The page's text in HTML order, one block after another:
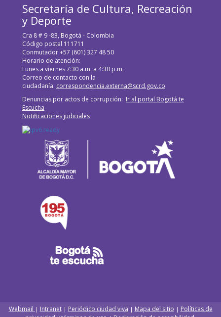
Secretaría de Cultura, Recreación
y Deporte
Cra 8 # 9 -83, Bogotá - Colombia
Código postal 111711
Conmutador +57 (601) 327 48 50
Horario de atención:
Lunes a viernes 7:30 a.m. a 4:30 p.m.
Correo de contacto con la
ciudadanía: correspondencia.externa@scrd.gov.co
Denuncias por actos de corrupción: Ir al portal Bogotá te
Escucha
Notificaciones judiciales
Webmail | Intranet| Periódico ciudad viva | Mapa del sitio | Políticas de